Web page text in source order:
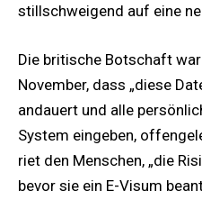
stillschweigend auf eine
Die britische Botschaft
November, dass „diese
andauert und alle
System eingeben,
riet den Menschen, „die
bevor sie ein E-Visum